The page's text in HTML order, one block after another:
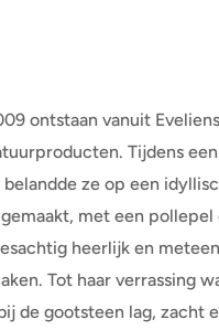
ontstaan vanuit
Tijdens
belandde ze op een
met een
heerlijk en
Tot haar verrassing
de gootsteen lag, zacht